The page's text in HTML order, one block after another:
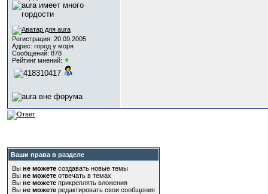
Регистрация: 20.09.2005
Адрес: город у моря
Сообщений: 878
Рейтинг мнений:
Ваши права в разделе
Вы не можете создавать новые темы
Вы не можете отвечать в темах
Вы не можете прикреплять вложения
Вы не можете редактировать свои сообщения